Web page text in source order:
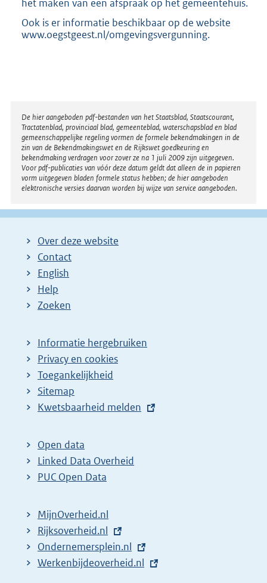
het maken van een afspraak op het gemeentehuis.
Ook is er informatie beschikbaar op de website
www.oegstgeest.nl/omgevingsvergunning.
Disclaimer
De hier aangeboden pdf-bestanden van het Staatsblad, Staatscourant,
Tractatenblad, provinciaal blad, gemeenteblad, waterschapsblad en blad
gemeenschappelijke regeling vormen de formele bekendmakingen in de
zin van de Bekendmakingswet en de Rijkswet goedkeuring en
bekendmaking verdragen voor zover ze na 1 juli 2009 zijn uitgegeven.
Voor pdf-publicaties van vóór deze datum geldt dat alleen de in papieren
vorm uitgegeven bladen formele status hebben; de hier aangeboden
elektronische versies daarvan worden bij wijze van service aangeboden.
Over deze website
Contact
English
Help
Zoeken
Informatie hergebruiken
Privacy en cookies
Toegankelijkheid
Sitemap
E
t
e
r
l
i
n
k
Kwetsbaarheid melden
Open data
Linked Data Overheid
PUC Open Data
MijnOverheid.nl
E
x
t
Rijksoverheid.nl
E
x
Ondernemersplein.nl
E
Werkenbijdeoverheid.nl